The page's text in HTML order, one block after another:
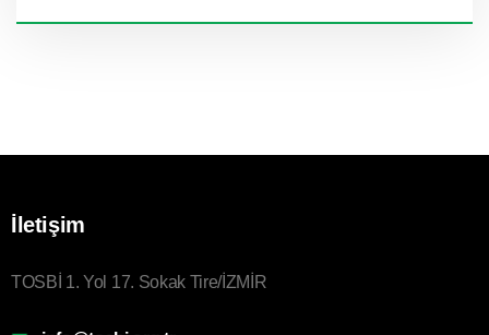
İletişim
TOSBİ 1. Yol 17. Sokak Tire/İZMİR